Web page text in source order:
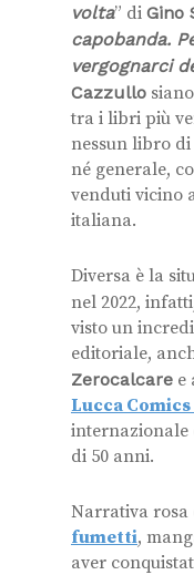
volta” di Gino
capobanda.
vergognarci
Cazzullo
tra i libri più
nessun libro
né generale,
venduti vicino
italiana.
Diversa è la
nel 2022,
visto un
editoriale,
Zerocalcare e
Lucca Comics
internazionale
di 50 anni.
Narrativa rosa
fumetti,
aver